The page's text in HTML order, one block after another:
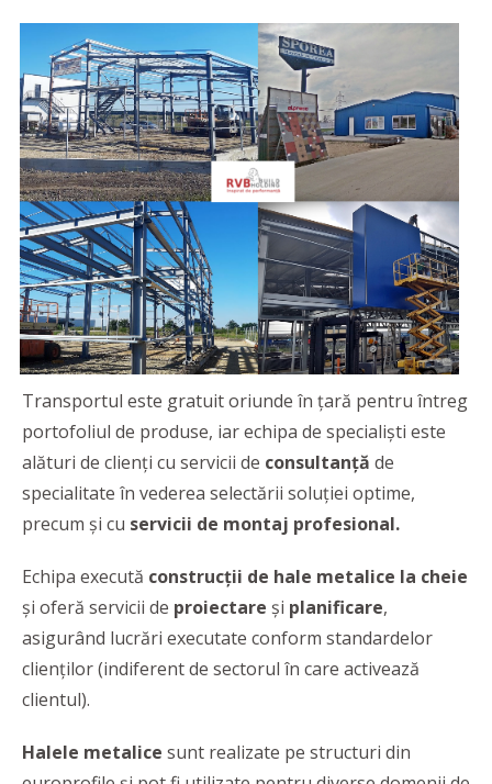
Transportul este gratuit oriunde în țară pentru întreg
portofoliul de produse, iar echipa de specialiști este
alături de clienți cu servicii de consultanță de
specialitate în vederea selectării soluţiei optime,
precum și cu servicii de montaj profesional.
Echipa execută construcții de hale metalice la cheie
și oferă servicii de proiectare şi planificare,
asigurând lucrări executate conform standardelor
clienţilor (indiferent de sectorul în care activează
clientul).
Halele metalice sunt realizate pe structuri din